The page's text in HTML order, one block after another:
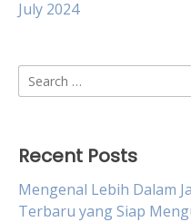
July 2024
Search
for:
Recent Posts
Mengenal Lebih Dalam
Terbaru yang Siap